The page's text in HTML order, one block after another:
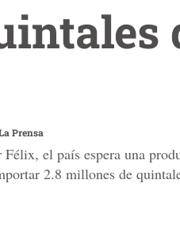
Prensa
Félix, el país espera una
2.8 millones de